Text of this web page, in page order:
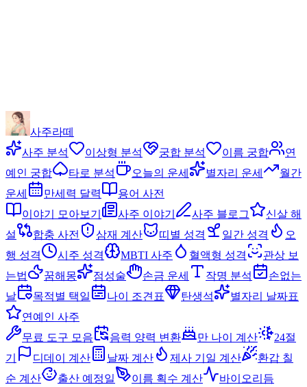
사주라떼
사주 분석
이상형 분석 궁합 분석 이름 궁합
연
예인 궁합
타로 분석 오늘의 운세 별자리 운세
월간
운세
만세력 달력
용어 사전
이야기 모아보기
사주 이야기 사주 블로그
신살 해
설
합충 사전 삼재 계산 띠별 성격 일간 성격
오
행 성격
시주 성격 MBTI 사주 혈액형 성격
관상 보
는법
꿈해몽 점성술 손금 운세 작명 분석
손없는
날
목적별 택일 나이 조견표 탄생석
별자리 날짜표
연예인 사주
무료 도구 모음
음력 양력 변환 만 나이 계산
24절
기
디데이 계산 날짜 계산 제사 기일 계산
환갑 칠
순 계산
출산 예정일 이름 획수 계산
바이오리듬